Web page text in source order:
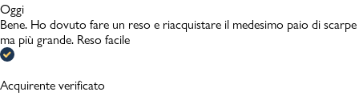
Oggi
Bene. Ho dovuto fare un reso e riacquistare il medesimo paio di scarpe
ma più grande. Reso facile
Acquirente verificato